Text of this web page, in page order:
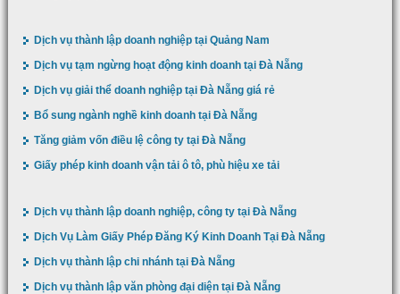
Dịch vụ thành lập doanh nghiệp tại Quảng Nam
Dịch vụ tạm ngừng hoạt động kinh doanh tại Đà Nẵng
Dịch vụ giải thể doanh nghiệp tại Đà Nẵng giá rẻ
Bổ sung ngành nghề kinh doanh tại Đà Nẵng
Tăng giảm vốn điều lệ công ty tại Đà Nẵng
Giấy phép kinh doanh vận tải ô tô, phù hiệu xe tải
Dịch vụ thành lập doanh nghiệp, công ty tại Đà Nẵng
Dịch Vụ Làm Giấy Phép Đăng Ký Kinh Doanh Tại Đà Nẵng
Dịch vụ thành lập chi nhánh tại Đà Nẵng
Dịch vụ thành lập văn phòng đại diện tại Đà Nẵng